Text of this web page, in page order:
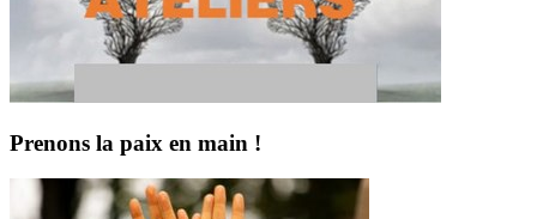
Prenons la paix en main !